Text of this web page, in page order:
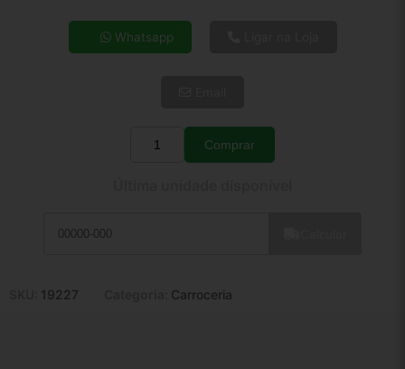
4x de R$ 26,88
5x de R$ 21,79
Whatsapp
Quantidade
Comprar
19227 Carroceria